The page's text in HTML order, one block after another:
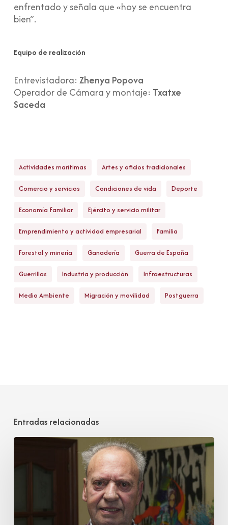
enfrentado y señala que «hoy se encuentra
bien”.
Equipo de realización
Entrevistadora: Zhenya Popova
Operador de Cámara y montaje: Txatxe
Saceda
Actividades marítimas Artes y oficios tradicionales
Comercio y servicios Condiciones de vida Deporte
Economía familiar Ejército y servicio militar
Emprendimiento y actividad empresarial Familia
Forestal y minería Ganadería Guerra de España
Guerrillas Industria y producción Infraestructuras
Medio Ambiente Migración y movilidad Postguerra
Entradas relacionadas
Juan